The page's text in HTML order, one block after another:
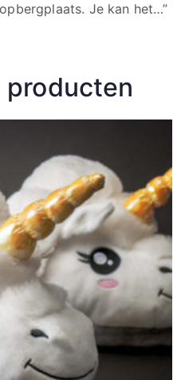
Je kan het…”
producten